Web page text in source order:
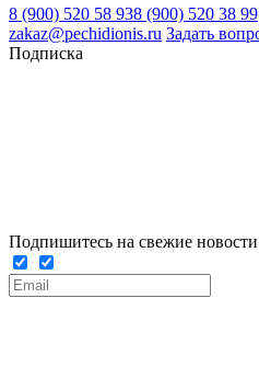
8 (900) 520 58 938 (900) 520 38 99
zakaz@pechidionis.ru Задать
Подписка
Подпишитесь на свежие